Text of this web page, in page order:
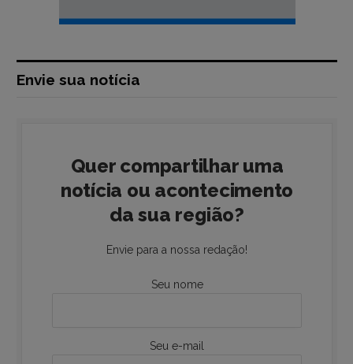
Envie sua notícia
Quer compartilhar uma
notícia ou acontecimento
da sua região?
Envie para a nossa redação!
Seu nome
Seu e-mail